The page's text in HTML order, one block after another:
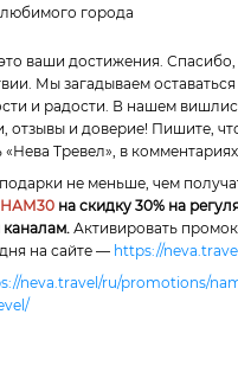
города
ваши достижения. Спасибо,
Мы загадываем
и радости. В нашем
отзывы и доверие! Пишите,
Тревел», в
не меньше, чем
НАМ30 на скидку 30% на
Активировать
на сайте — https://
neva.travel/ru/promotions/